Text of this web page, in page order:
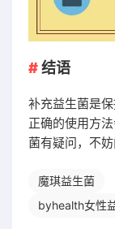
结语
补充益生菌是
正确的使用方
菌有疑问，不
魔琪益生菌
byhealth女性